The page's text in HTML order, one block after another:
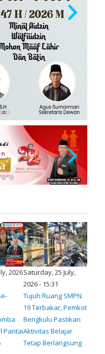
2026
Pantai
Saturday, 25 July,
2026 - 15:31
Tujuh Ruang SMPN
19 Terbakar, Pemkot
Bengkulu Pastikan
Aktivitas Belajar
Tetap Berlangsung